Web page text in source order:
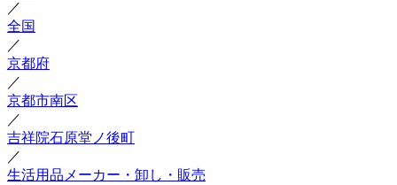
／
全国
／
京都府
／
京都市南区
／
吉祥院石原堂ノ後町
／
生活用品メーカー・卸し・販売